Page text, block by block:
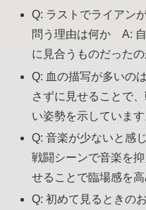
Q: ラストでライアン
問う理由は何か A:
に見合うものだった
Q: 血の描写が多いの
さずに見せることで
い姿勢を示しています
Q: 音楽が少ないと感
戦闘シーンで音楽を
せることで臨場感を高
Q: 初めて見るときの